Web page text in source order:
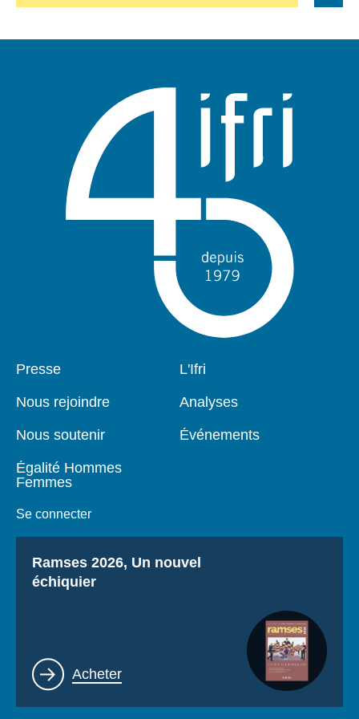
Pied
Presse
Nous rejoindre
Nous soutenir
Égalité Hommes
Femmes
Se connecter
Navigation
L'Ifri
Analyses
Événements
Titre
Ramses 2026, Un nouvel
échiquier
Lien
Acheter